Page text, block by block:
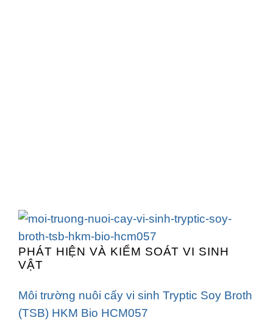
PHÁT HIỆN VÀ KIỂM SOÁT VI SINH
VẬT
Môi trường nuôi cấy vi sinh Tryptic Soy Broth
(TSB) HKM Bio HCM057